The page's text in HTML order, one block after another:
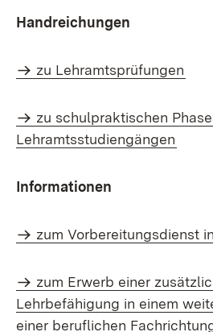
Handreichungen
zu Lehramtsprüfungen
zu schulpraktischen
Lehramtsstudiengängen
Informationen
zum Vorbereitungsdienst
zum Erwerb einer
Lehrbefähigung in einem
einer beruflichen